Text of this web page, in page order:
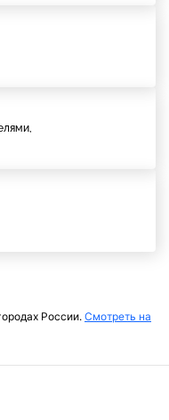
России. Смотреть на